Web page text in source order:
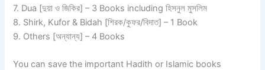
7. Dua [দুয়া ও জিকির] – 3 Books including হিসনুল মুসলিম
8. Shirk, Kufor & Bidah [শিরক/কুফর/বিদাত] – 1 Book
9. Others [অন্যান্য] – 4 Books
You can save the important Hadith or Islamic books